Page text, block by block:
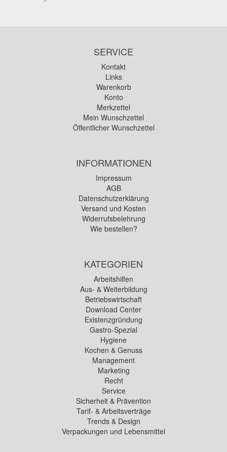
SERVICE
Kontakt
Links
Warenkorb
Konto
Merkzettel
Mein Wunschzettel
Öffentlicher Wunschzettel
INFORMATIONEN
Impressum
AGB
Datenschutzerklärung
Versand und Kosten
Widerrufsbelehrung
Wie bestellen?
KATEGORIEN
Arbeitshilfen
Aus- & Weiterbildung
Betriebswirtschaft
Download Center
Existenzgründung
Gastro-Spezial
Hygiene
Kochen & Genuss
Management
Marketing
Recht
Service
Sicherheit & Prävention
Tarif- & Arbeitsverträge
Trends & Design
Verpackungen und Lebensmittel